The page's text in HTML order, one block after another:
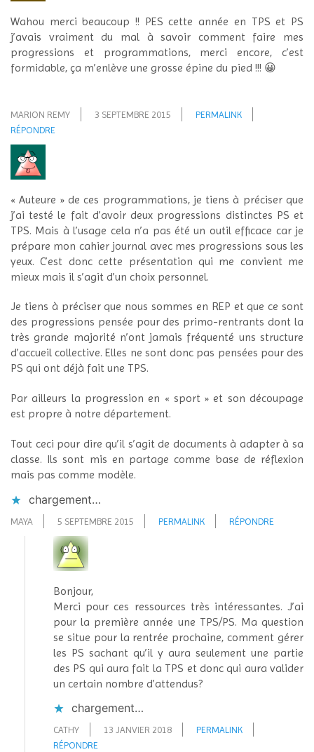
Wahou merci beaucoup !! PES cette année en TPS et PS
j’avais vraiment du mal à savoir comment faire mes
progressions et programmations, merci encore, c’est
formidable, ça m’enlève une grosse épine du pied !!! 😀
MARION REMY 3 SEPTEMBRE 2015
PERMALINK
RÉPONDRE
« Auteure » de ces programmations, je tiens à préciser que
j’ai testé le fait d’avoir deux progressions distinctes PS et
TPS. Mais à l’usage cela n’a pas été un outil efficace car je
prépare mon cahier journal avec mes progressions sous les
yeux. C’est donc cette présentation qui me convient me
mieux mais il s’agit d’un choix personnel.
Je tiens à préciser que nous sommes en REP et que ce sont
des progressions pensée pour des primo-rentrants dont la
très grande majorité n’ont jamais fréquenté uns structure
d’accueil collective. Elles ne sont donc pas pensées pour des
PS qui ont déjà fait une TPS.
Par ailleurs la progression en « sport » et son découpage
est propre à notre département.
Tout ceci pour dire qu’il s’agit de documents à adapter à sa
classe. Ils sont mis en partage comme base de réflexion
mais pas comme modèle.
chargement…
MAYA 5 SEPTEMBRE 2015 PERMALINK RÉPONDRE
Bonjour,
Merci pour ces ressources très intéressantes. J’ai
pour la première année une TPS/PS. Ma question
se situe pour la rentrée prochaine, comment gérer
les PS sachant qu’il y aura seulement une partie
des PS qui aura fait la TPS et donc qui aura valider
un certain nombre d’attendus?
chargement…
CATHY 13 JANVIER 2018
PERMALINK
RÉPONDRE